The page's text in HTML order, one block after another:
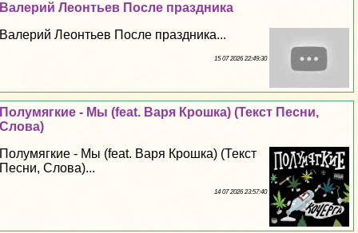
Валерий Леонтьев После праздника
Валерий Леонтьев После праздника...
15 07 2026 22:49:30
Полумягкие - Мы (feat. Варя Крошка) (Текст Песни,
Слова)
Полумягкие - Мы (feat. Варя Крошка) (Текст
Песни, Слова)...
14 07 2026 23:57:40